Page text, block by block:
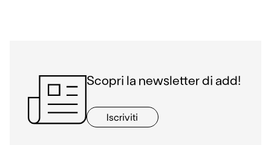
Scopri la newsletter di add!
Iscriviti